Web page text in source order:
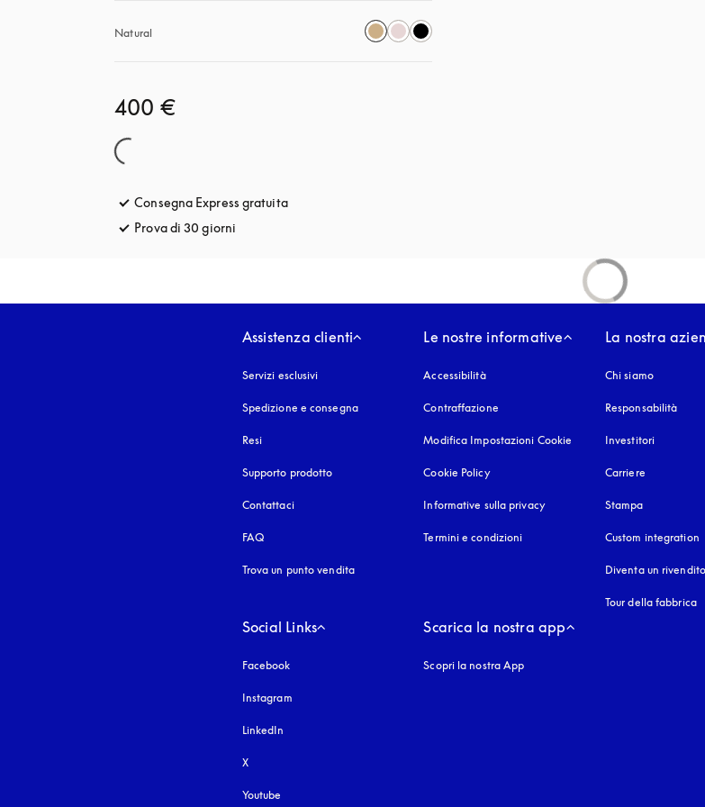
Natural
400 €
Consegna Express gratuitasi apre in una nuova finestra
Prova di 30 giorni
Assistenza clienti
Servizi esclusivi
Spedizione e consegna
Resi
Supporto prodotto
Contattaci
FAQ
Trova un punto vendita
Le nostre informative
Accessibilitàsi apre in una nuova finestra
Contraffazione si apre in una nuova finestra
Modifica Impostazioni Cookie
Cookie Policysi apre in una nuova finestra
Informative sulla privacysi apre in una nuova finestra
Termini e condizioni
La nostra
Chi siamo
Responsabilità
Investitori
Carriere
Stampa
Custom integration
Diventa un
Tour della fabbrica
Social Links
Facebook
Instagram
LinkedIn
X
Youtube
Scarica la nostra app
Scopri la nostra App